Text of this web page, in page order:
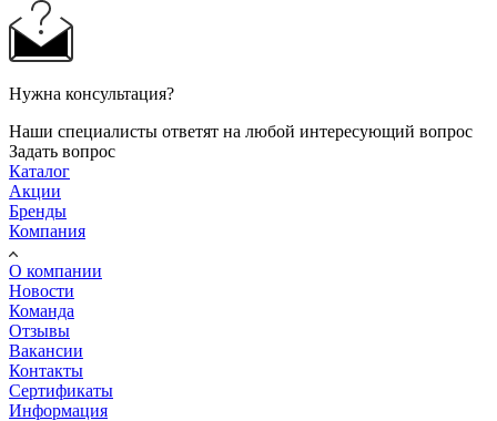
Нужна консультация?
Наши специалисты ответят на любой интересующий вопрос
Задать вопрос
Каталог
Акции
Бренды
Компания
О компании
Новости
Команда
Отзывы
Вакансии
Контакты
Сертификаты
Информация